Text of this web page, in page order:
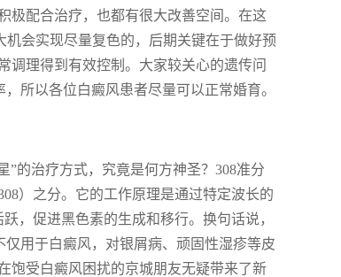
极配合治疗，也都有很大改善空间。在这
机会实现尽量复色的，后期关键在于做好预
调理得到有效控制。大家较关心的遗传问
所以各位白癜风患者尽量可以正常婚育。
”的治疗方式，究竟是何方神圣？308准分
）之分。它的工作原理是通过特定波长的
，促进黑色素的生成和移行。换句话说，
仅用于白癜风，对银屑病、顽固性湿疹等皮
饱受白癜风困扰的京城朋友无疑带来了新